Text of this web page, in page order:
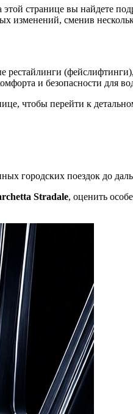
этой странице вы найдете
изменений, сменив
и безопасности для
чтобы перейти к
городских поездок до
Stradale, оценить